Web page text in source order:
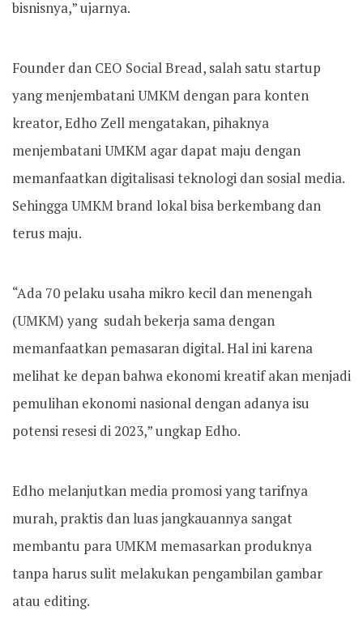
bisnisnya,” ujarnya.
Founder dan CEO Social Bread, salah satu startup
yang menjembatani UMKM dengan para konten
kreator, Edho Zell mengatakan, pihaknya
menjembatani UMKM agar dapat maju dengan
memanfaatkan digitalisasi teknologi dan sosial media.
Sehingga UMKM brand lokal bisa berkembang dan
terus maju.
“Ada 70 pelaku usaha mikro kecil dan menengah
(UMKM) yang sudah bekerja sama dengan
memanfaatkan pemasaran digital. Hal ini karena
melihat ke depan bahwa ekonomi kreatif akan menjadi
pemulihan ekonomi nasional dengan adanya isu
potensi resesi di 2023,” ungkap Edho.
Edho melanjutkan media promosi yang tarifnya
murah, praktis dan luas jangkauannya sangat
membantu para UMKM memasarkan produknya
tanpa harus sulit melakukan pengambilan gambar
atau editing.